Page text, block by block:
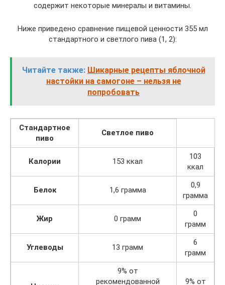
содержит некоторые минералы и витамины.
Ниже приведено сравнение пищевой ценности 355 мл
стандартного и светлого пива (1, 2):
Читайте также: Шикарные рецепты яблочной
настойки на самогоне – нельзя не
попробовать
Стандартное
пиво
Светлое пиво
Калории 153 ккал
103
ккал
Белок 1,6 грамма
0,9
грамма
Жир 0 грамм
0
грамм
Углеводы 13 грамм
6
грамм
9% от
рекомендованной
9% от